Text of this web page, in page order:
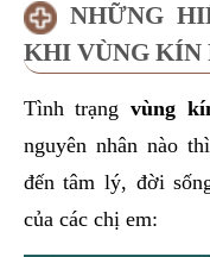
NHỮNG
KHI VÙNG KÍN
Tình trạngvùng
nguyên nhân nào
đến tâm lý, đời
của các chị em: